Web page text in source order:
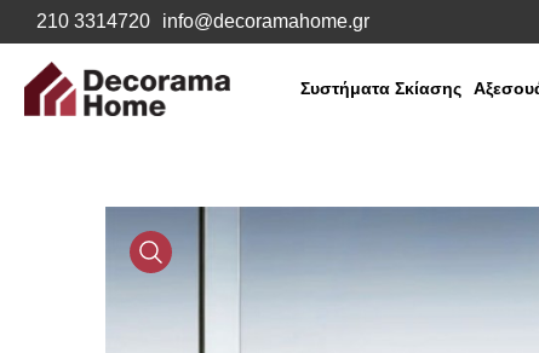
210 3314720 info@decoramahome.gr
Συστήματα Σκίασης
Media